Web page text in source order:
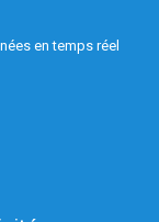
en temps réel